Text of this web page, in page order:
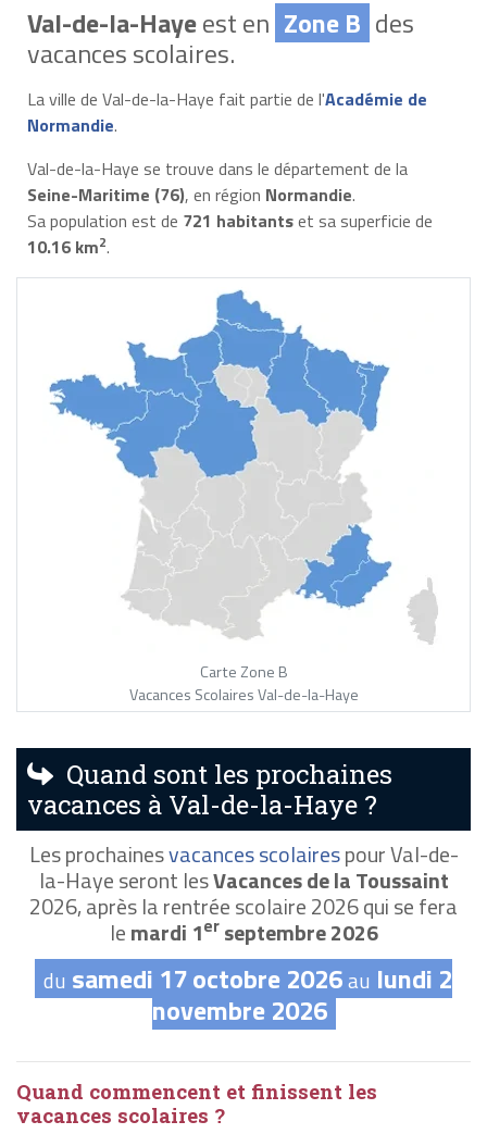
Val-de-la-Hayeest en Zone B des
vacances scolaires.
La ville de Val-de-la-Haye fait partie de l'Académie de
Normandie.
Val-de-la-Haye se trouve dans le département de la
Seine-Maritime (76), en région Normandie.
Sa population est de 721 habitantset sa superficie de
10.16 km2.
Carte Zone B
Vacances Scolaires Val-de-la-Haye
Quand sont les prochaines
vacances à Val-de-la-Haye ?
Les prochainesvacances scolairespour Val-de-
la-Haye seront lesVacances de la Toussaint
2026, après la rentrée scolaire 2026 qui se fera
lemardi 1erseptembre 2026
du samedi 17 octobre 2026au lundi 2
novembre 2026
Quand commencent et finissent les
vacances scolaires ?